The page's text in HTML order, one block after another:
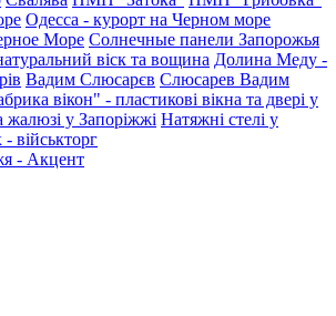
Одесса - курорт на Черном море
Море Солнечные панели Запорожья
віск та вощина Долина Меду -
Вадим Слюсарєв Слюсарев Вадим
вікон" - пластикові вікна та двері у
у Запоріжжі Натяжні стелі у
військторг